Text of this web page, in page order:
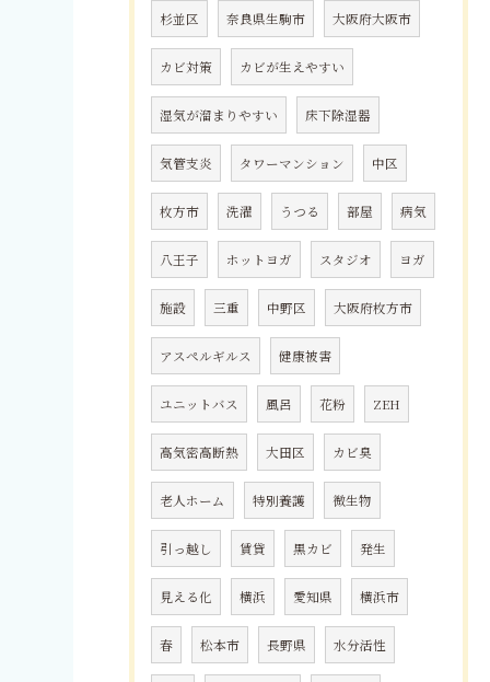
杉並区 奈良県生駒市 大阪府大阪市
カビ対策 カビが生えやすい
湿気が溜まりやすい 床下除湿器
気管支炎 タワーマンション 中区
枚方市 洗濯 うつる 部屋 病気
八王子 ホットヨガ スタジオ ヨガ
施設 三重 中野区 大阪府枚方市
アスペルギルス 健康被害
ユニットバス 風呂 花粉 ZEH
高気密高断熱 大田区 カビ臭
老人ホーム 特別養護 微生物
引っ越し 賃貸 黒カビ 発生
見える化 横浜 愛知県 横浜市
春 松本市 長野県 水分活性